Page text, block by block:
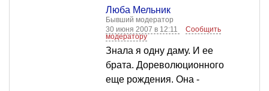
Люба Мельник
Бывший модератор
30 июня 2007 в 12:11
Сообщить
модератору
Знала я одну даму. И ее
брата. Дореволюционного
еще рождения. Она -